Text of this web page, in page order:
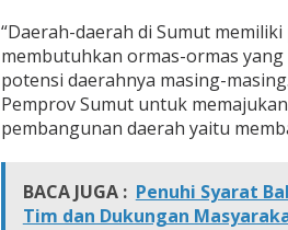
“Daerah-daerah di Sumut
membutuhkan ormas-ormas
potensi daerahnya masing-
Pemprov Sumut untuk
pembangunan daerah yaitu
BACA JUGA : Penuhi Syarat
Tim dan Dukungan